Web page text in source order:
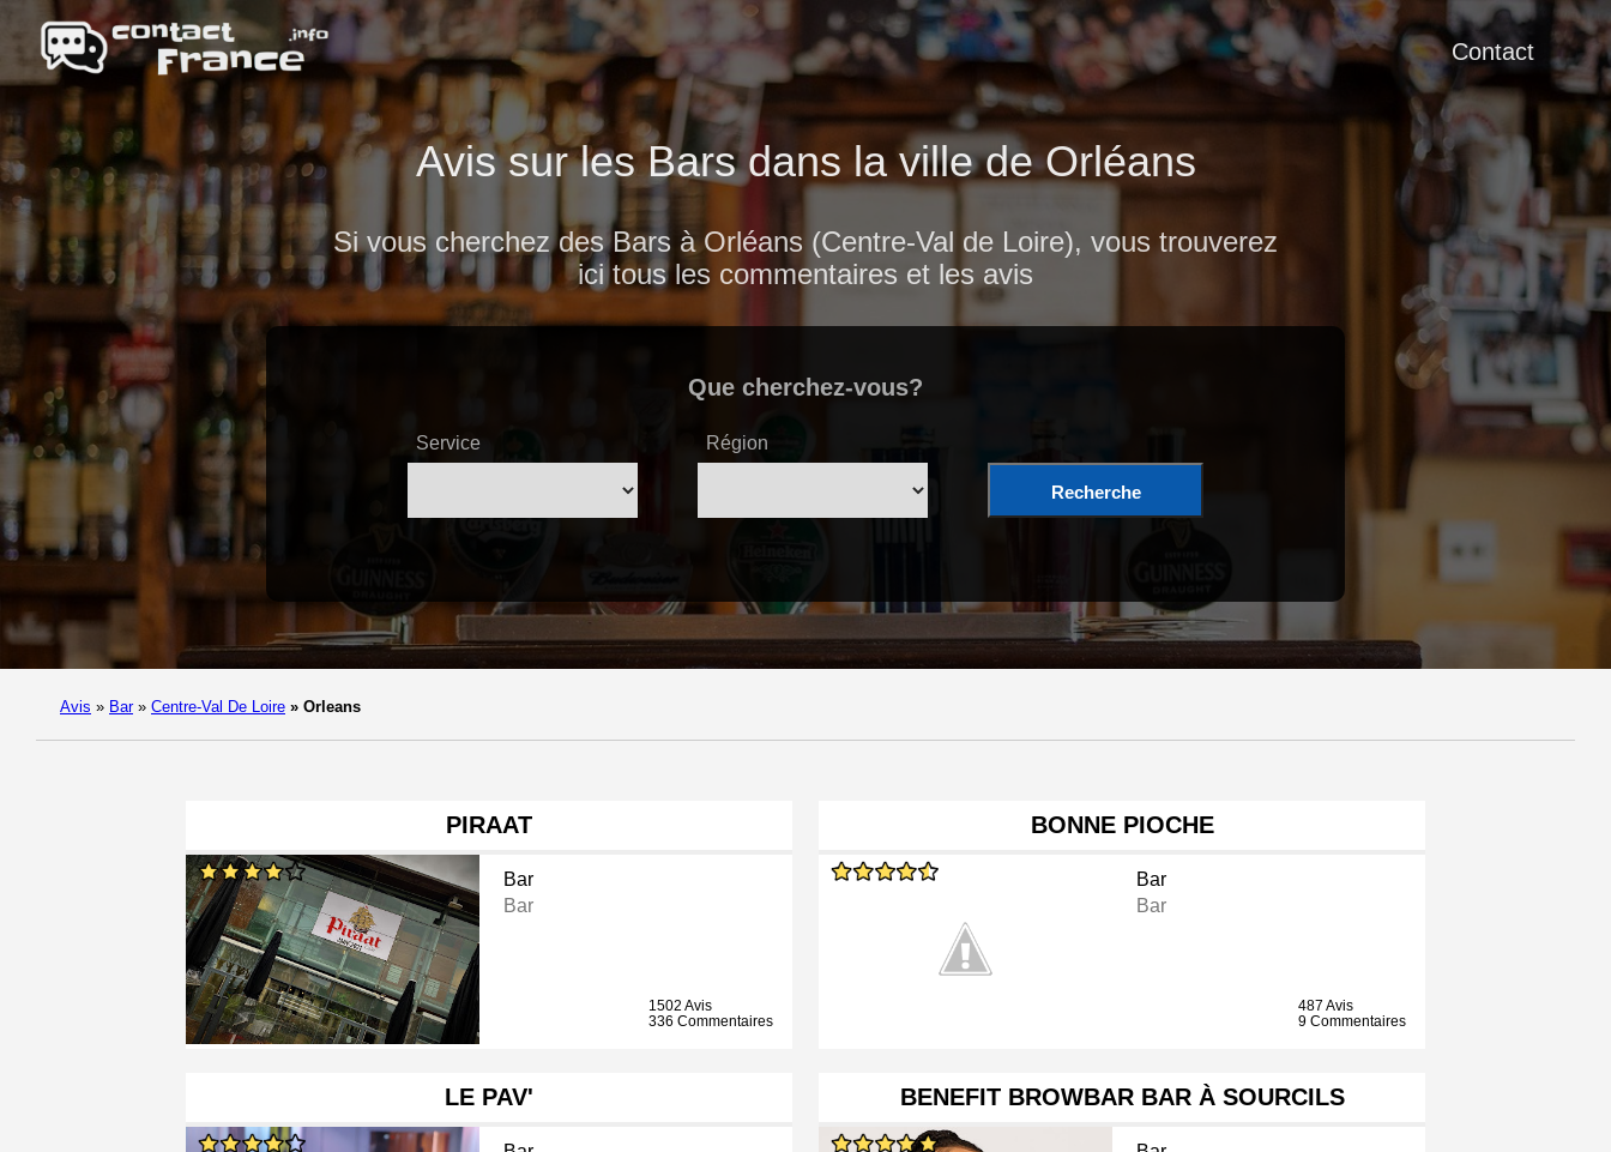
Contact
Avis sur les Bars dans la ville de Orléans
Si vous cherchez des Bars à Orléans (Centre-Val de Loire), vous trouverez
ici tous les commentaires et les avis
Que cherchez-vous?
Service Région
Recherche
Avis » Bar » Centre-Val De Loire » Orleans
PIRAAT
Bar
Bar
1502 Avis
336 Commentaires
BONNE PIOCHE
Bar
Bar
487 Avis
9 Commentaires
LE PAV' BENEFIT BROWBAR BAR À SOURCILS